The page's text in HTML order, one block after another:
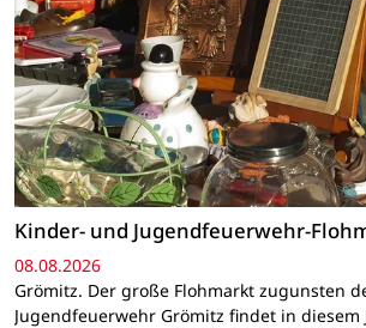
Kinder- und Jugendfeuerwehr-
08.08.2026
Grömitz. Der große Flohmarkt zugunsten
Jugendfeuerwehr Grömitz findet in diesem